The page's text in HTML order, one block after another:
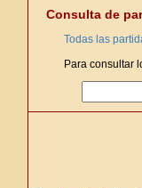
Consulta de
Todas las
Para consultar